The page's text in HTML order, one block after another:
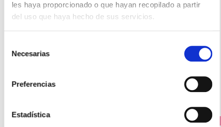
les haya proporcionado o que hayan recopilado a partir
del uso que haya hecho de sus servicios.
Necesarias
Preferencias
Estadística
ABOCA
FITOSTILL OJO SECO MONODOSIS (10 x 0,5ml)
8,90€